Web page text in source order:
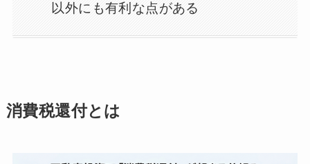
以外にも有利な点がある
消費税還付とは